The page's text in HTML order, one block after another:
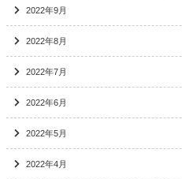
2022年9月
2022年8月
2022年7月
2022年6月
2022年5月
2022年4月